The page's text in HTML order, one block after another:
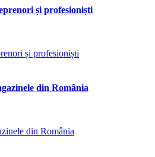
și profesioniști
din România